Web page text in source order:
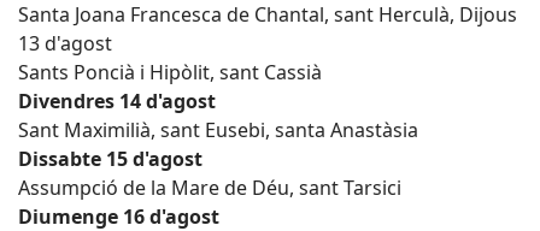
Santa Joana Francesca de Chantal, sant Herculà, Dijous
13 d'agost
Sants Poncià i Hipòlit, sant Cassià
Divendres 14 d'agost
Sant Maximilià, sant Eusebi, santa Anastàsia
Dissabte 15 d'agost
Assumpció de la Mare de Déu, sant Tarsici
Diumenge 16 d'agost